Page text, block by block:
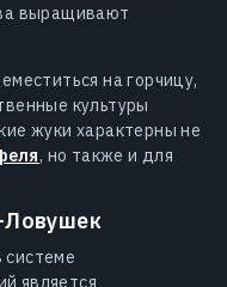
выращивают
на горчицу,
культуры
жуки характерны не
, но также и для
Ловушек
системе
является